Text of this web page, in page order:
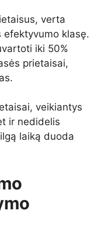
verta
efektyvumo klasę.
iki 50%
prietaisai,
veikiantys
ir nedidelis
laiką duoda